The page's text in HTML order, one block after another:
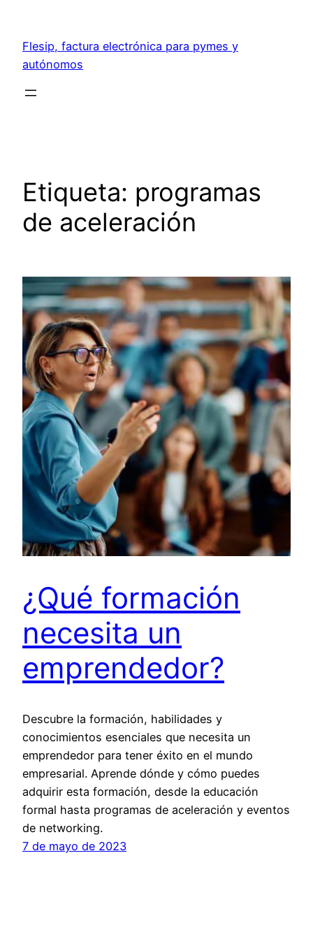
contenido
Flesip, factura electrónica para pymes y
autónomos
Etiqueta: programas
de aceleración
¿Qué formación
necesita un
emprendedor?
Descubre la formación, habilidades y
conocimientos esenciales que necesita un
emprendedor para tener éxito en el mundo
empresarial. Aprende dónde y cómo puedes
adquirir esta formación, desde la educación
formal hasta programas de aceleración y eventos
de networking.
7 de mayo de 2023